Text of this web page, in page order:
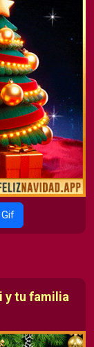
y tu familia